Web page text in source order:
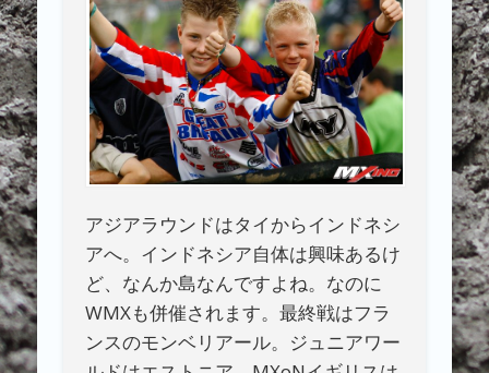
アジアラウンドはタイからインドネシ
アへ。インドネシア自体は興味あるけ
ど、なんか島なんですよね。なのに
WMXも併催されます。最終戦はフラ
ンスのモンベリアール。ジュニアワー